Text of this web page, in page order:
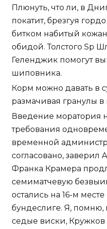
Плюнуть, что ли, в
покатит, брезгуя
битком набитый
обидой. Толстого Sp
Геленджик помогут
шиповника.
Корм можно давать в
размачивая гранулы в
Введение моратория
требования
временной
согласовано, заверил
Франка Крамера
семиматчевую
остались на 16-м
бундеслиге. Я, помню,
седые виски,